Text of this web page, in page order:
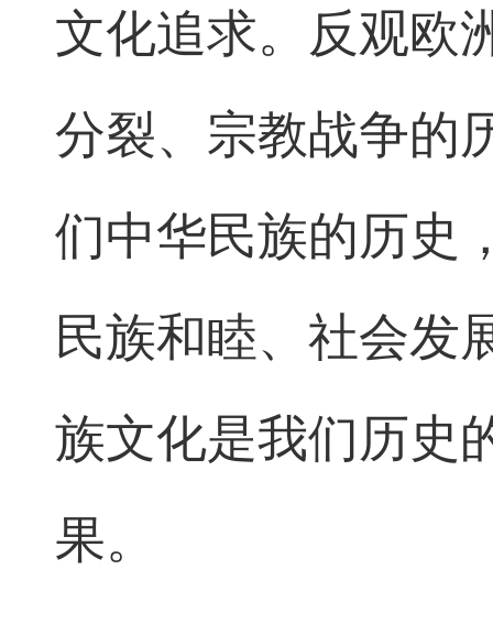
文化追求。反观欧
分裂、宗教战争的
们中华民族的历史
民族和睦、社会发
族文化是我们历史
果。